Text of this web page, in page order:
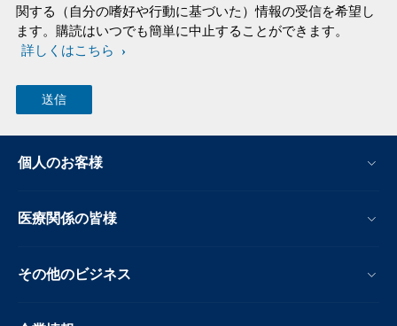
関する（自分の嗜好や行動に基づいた）情報の受信を希望し
ます。購読はいつでも簡単に中止することができます。
詳しくはこちら
個人のお客様
医療関係の皆様
その他のビジネス